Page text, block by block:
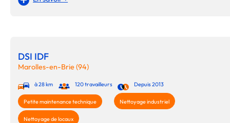
DSI IDF
Marolles-en-Brie (94)
à 28 km 120 travailleurs Depuis 2013
Petite maintenance technique Nettoyage industriel
Nettoyage de locaux